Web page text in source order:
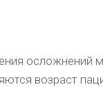
осложнений
возраст